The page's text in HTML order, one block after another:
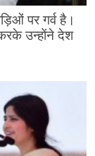
पर गर्व है।
उन्होंने देश